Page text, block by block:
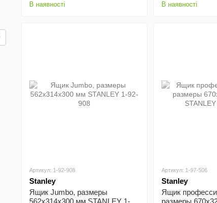
В наявності В наявності
Артикул: 1-92-908
Stanley
Ящик Jumbo, размеры
562x314x300 мм STANLEY 1-
Артикул: 1-97-506
Stanley
Ящик
размеры